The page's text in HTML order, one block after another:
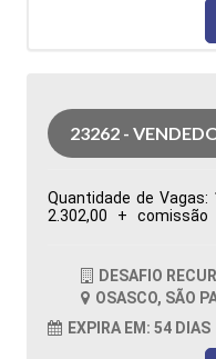
23262 -
Quantidade de Vagas:
2.302,00 +
contratação: CLT
Atuação: Vendas
Características
DESAFIO
OSASCO, SÃO
EXPIRA EM: 54 DIAS